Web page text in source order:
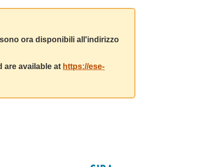
ora disponibili all'indirizzo
are available at https://ese-